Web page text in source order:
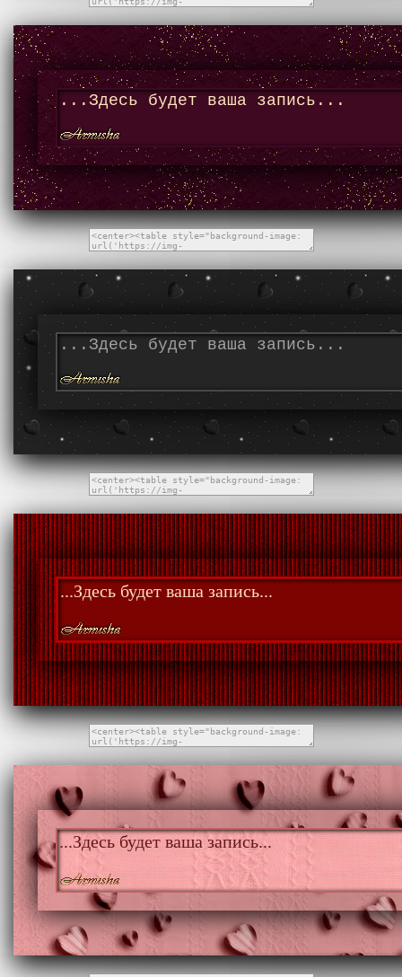
...Здесь будет ваша запись...
...Здесь будет ваша запись...
...Здесь будет ваша запись...
...Здесь будет ваша запись...